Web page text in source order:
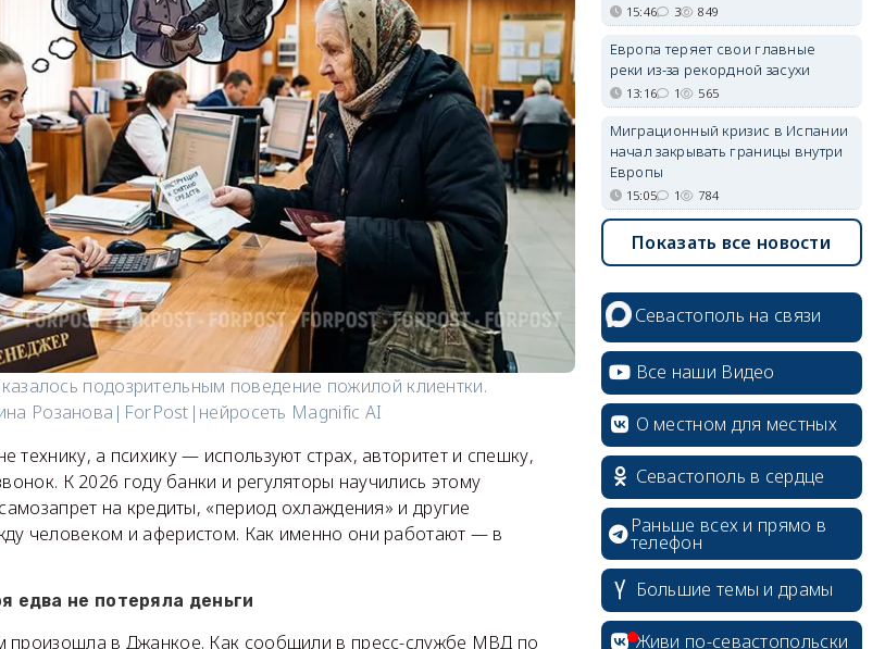
подозрительным поведение пожилой клиентки.
Розанова|ForPost|нейросеть Magnific AI
а психику — используют страх, авторитет и спешку,
К 2026 году банки и регуляторы научились этому
на кредиты, «период охлаждения» и другие
человеком и аферистом. Как именно они работают — в
едва не потеряла деньги
произошла в Джанкое. Как сообщили в пресс-службе МВД по
15:46 3 849
Европа теряет свои главные
реки из-за рекордной засухи
13:16 1 565
Миграционный кризис в Испании
начал закрывать границы внутри
Европы
15:05 1 784
Показать все новости
Севастополь на связи
Все наши Видео
О местном для местных
Севастополь в сердце
Раньше всех и прямо в
телефон
Большие темы и драмы
Живи по-севастопольски